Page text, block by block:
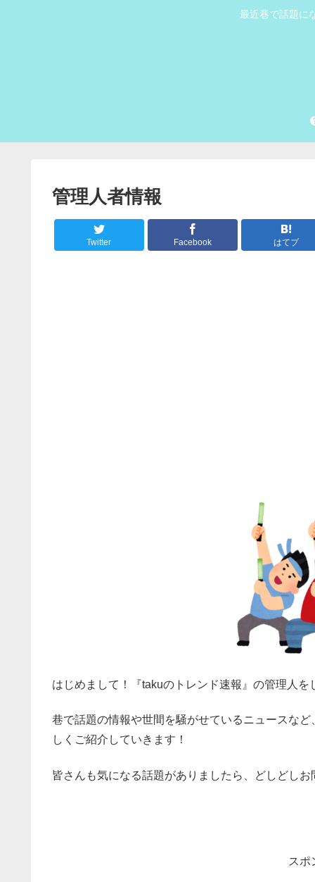
最近巷で話題に
管理人者情報
Twitter Facebook はてブ
はじめまして！『takuのトレンド速報』の管理人
巷で話題の情報や世間を騒がせているニュースな
しくご紹介していきます！
皆さんも気になる話題がありましたら、どしどし
スポ